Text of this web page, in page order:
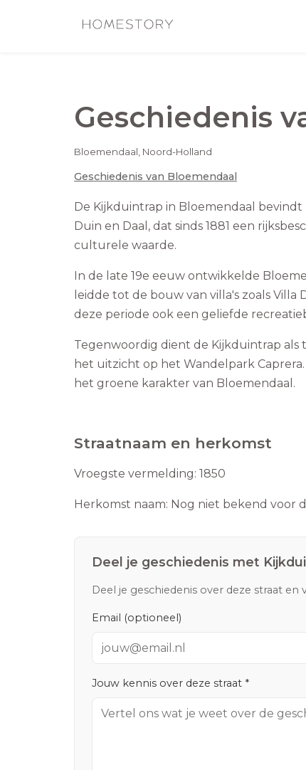
Geschiedenis
Bloemendaal, Noord-Holland
Geschiedenis van Bloemendaal
De Kijkduintrap in Bloemendaal
Duin en Daal, dat sinds 1881 een
culturele waarde.
In de late 19e eeuw ontwikkelde
leidde tot de bouw van villa's zoals
deze periode ook een geliefde
Tegenwoordig dient de Kijkduintrap
het uitzicht op het Wandelpark
het groene karakter van Bloemendaal.
Straatnaam en herkomst
Vroegste vermelding: 1850
Herkomst naam: Nog niet bekend voor
Deel je geschiedenis met
Deel je geschiedenis over deze straat en
Email (optioneel)
Jouw kennis over deze straat *